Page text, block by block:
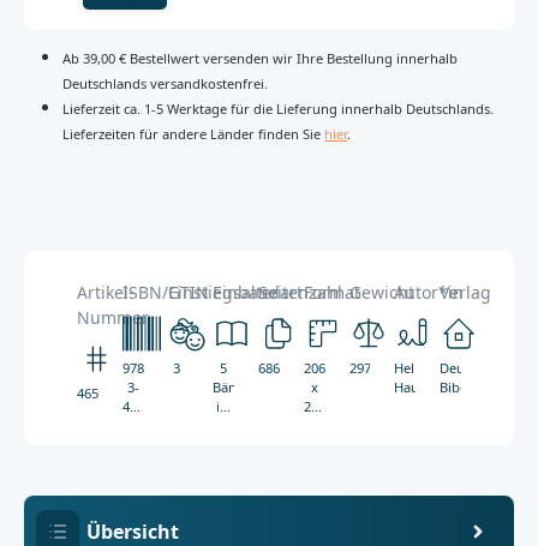
Ab 39,00 € Bestellwert versenden wir Ihre Bestellung innerhalb
Deutschlands versandkostenfrei.
Lieferzeit ca. 1-5 Werktage für die Lieferung innerhalb Deutschlands.
Lieferzeiten für andere Länder finden Sie hier.
Artikel-
Nummer
4650
ISBN/GTIN
978-
3-
438-
Einstiegsalter
3
Einbandart
5
Bände
im
Seitenzahl
686
Format
206
x
262
Gewicht
2975g
Autor*in
Hellmut
Haug
Verlag
Deutsche
Übersicht